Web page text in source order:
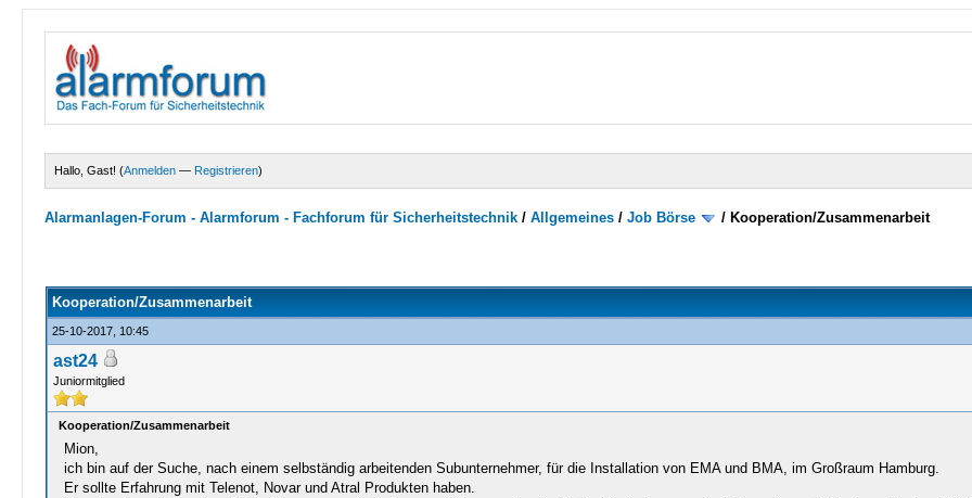
Hallo, Gast! (Anmelden — Registrieren)
Alarmanlagen-Forum - Alarmforum - Fachforum für Sicherheitstechnik /Allgemeines /Job Börse / Kooperation/Zusammenarbeit
Kooperation/Zusammenarbeit
25-10-2017, 10:45
ast24
Juniormitglied
Kooperation/Zusammenarbeit
Mion,
ich bin auf der Suche, nach einem selbständig arbeitenden Subunternehmer, für die Installation von EMA und BMA, im Großraum Hamburg.
Er sollte Erfahrung mit Telenot, Novar und Atral Produkten haben.